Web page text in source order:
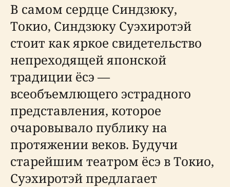
В самом сердце Синдзюку,
Токио, Синдзюку Суэхиротэй
стоит как яркое свидетельство
непреходящей японской
традиции ёсэ —
всеобъемлющего эстрадного
представления, которое
очаровывало публику на
протяжении веков. Будучи
старейшим театром ёсэ в Токио,
Суэхиротэй предлагает